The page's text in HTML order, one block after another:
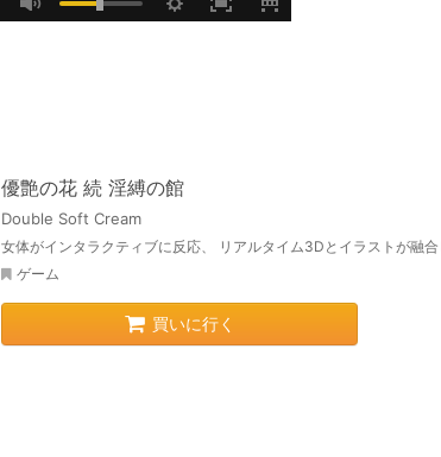
優艶の花 続 淫縛の館
Double Soft Cream
女体がインタラクティブに反応、 リアルタイム3Dとイラストが融
ゲーム
買いに行く